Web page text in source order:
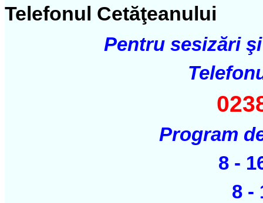
Telefonul Cetăţeanului
Pentru sesizări
Program
8 -
8 -